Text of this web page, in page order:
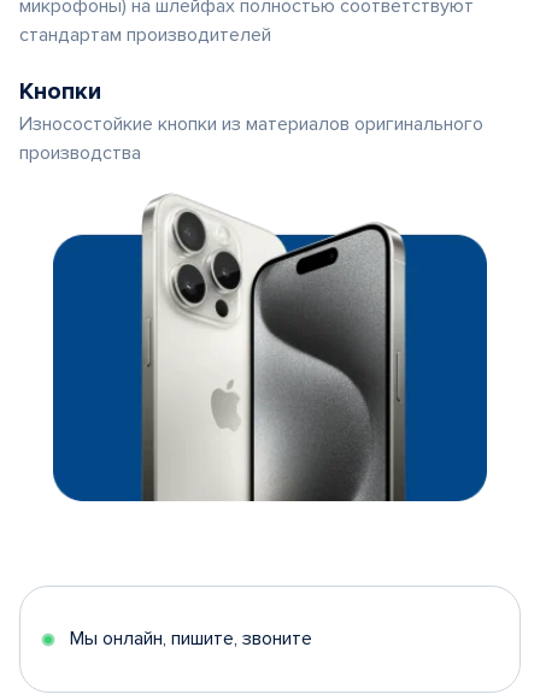
микрофоны) на шлейфах полностью соответствуют
стандартам производителей
Кнопки
Износостойкие кнопки из материалов оригинального
производства
Мы онлайн, пишите, звоните